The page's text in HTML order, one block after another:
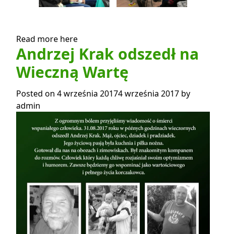
Read more here
Andrzej Krak odszedł na
Wieczną Wartę
Posted on 4 września 20174 września 2017 by
admin